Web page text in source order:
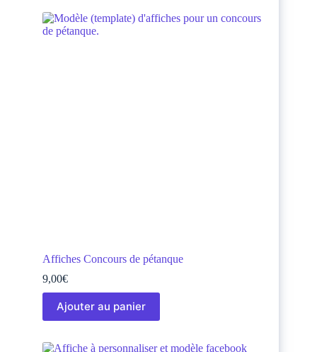
Affiches Concours de pétanque
9,00€
Ajouter au panier